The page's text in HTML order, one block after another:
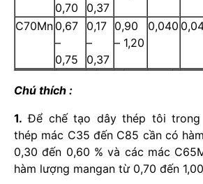
0,70
0,37
C70Mn 0,67
–
0,75
0,17
–
0,37
0,90
– 1,20
0,040
Chú thích :
1. Để chế tạo dây thép tôi trong
thép mác C35 đến C85 cần có
0,30 đến 0,60 % và các mác
hàm lượng mangan từ 0,70 đến